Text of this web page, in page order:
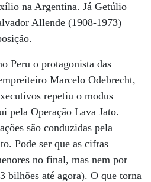
na Argentina. Já Getúlio
Allende (1908-1973)
Peru o protagonista das
Marcelo Odebrecht,
repetiu o modus
pela Operação Lava Jato.
são conduzidas pela
Pode ser que as cifras
no final, mas nem por
bilhões até agora). O que torna